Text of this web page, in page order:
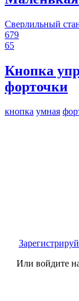
Сверлильный
679
65
Кнопка
форточки
кнопка умная
Или войдите